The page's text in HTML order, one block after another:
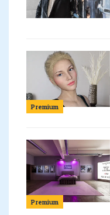
Premium
Premium